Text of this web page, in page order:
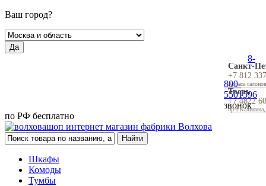
Ваш город?
Да
Санкт-
+7 812
Адреса
Тверь
+7 4822
пр-т
8-
800-
5501596
звонок
по РФ бесплатно
Шкафы
Комоды
Тумбы